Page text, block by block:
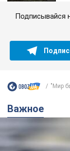
Подписывайся
"Мир
Важное